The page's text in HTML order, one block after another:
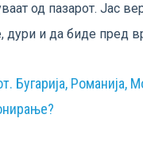
од пазарот. Јас
дури и да биде пред
Бугарија,